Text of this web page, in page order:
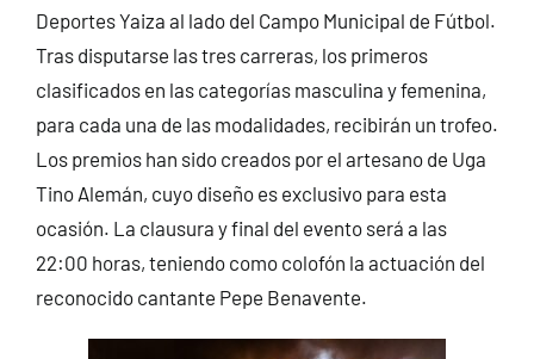
Deportes Yaiza al lado del Campo Municipal de Fútbol.
Tras disputarse las tres carreras, los primeros
clasificados en las categorías masculina y femenina,
para cada una de las modalidades, recibirán un trofeo.
Los premios han sido creados por el artesano de Uga
Tino Alemán, cuyo diseño es exclusivo para esta
ocasión. La clausura y final del evento será a las
22:00 horas, teniendo como colofón la actuación del
reconocido cantante Pepe Benavente.